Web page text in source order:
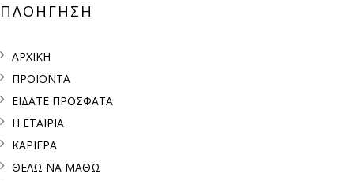
ΠΛΟΗΓΗΣΗ
ΑΡΧΙΚΗ
ΠΡΟΪΟΝΤΑ
ΕΙΔΑΤΕ ΠΡΟΣΦΑΤΑ
Η ΕΤΑΙΡΙΑ
ΚΑΡΙΕΡΑ
ΘΕΛΩ ΝΑ ΜΑΘΩ